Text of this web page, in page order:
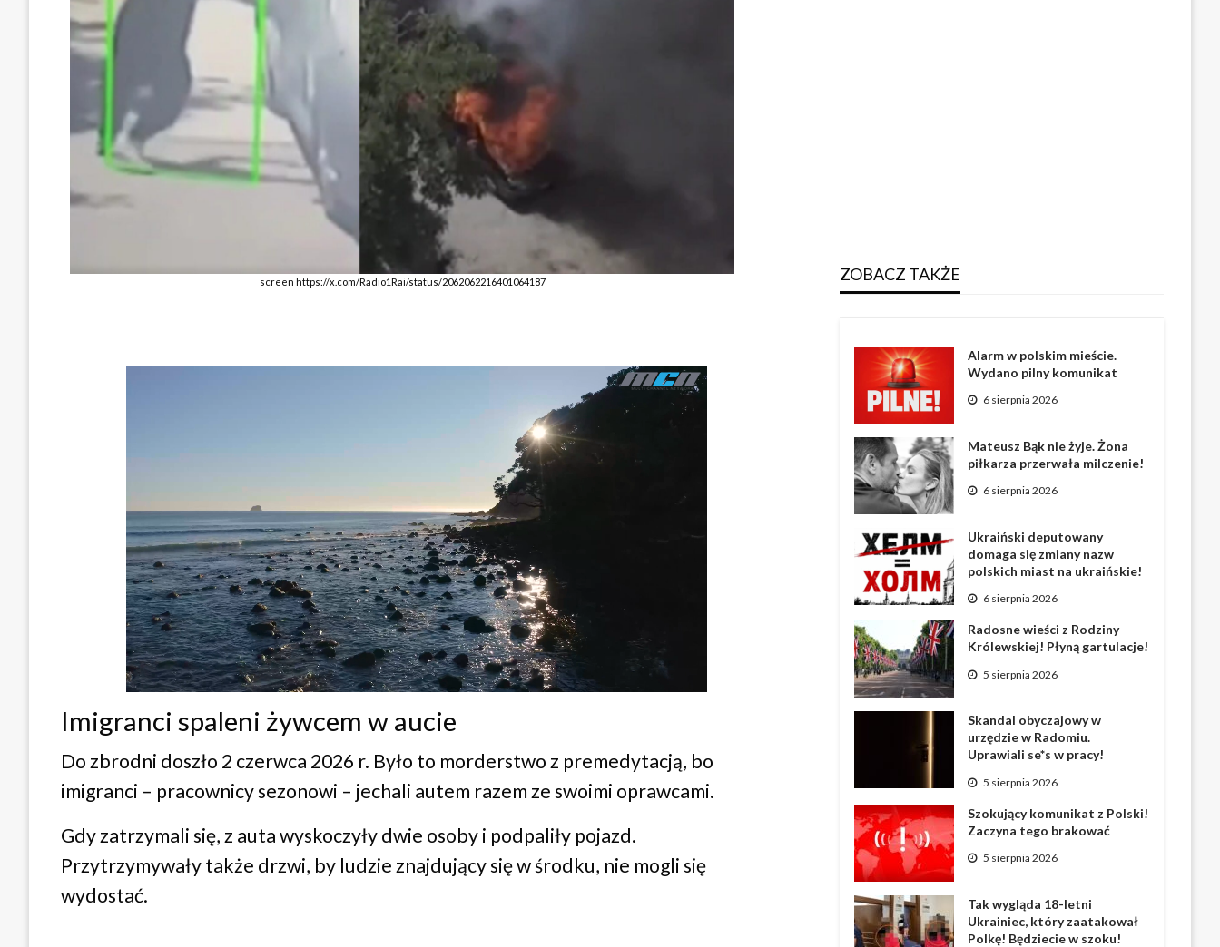
screen https://x.com/Radio1Rai/status/2062062216401064187
Imigranci spaleni żywcem w aucie
Do zbrodni doszło 2 czerwca 2026 r. Było to morderstwo z premedytacją, bo
imigranci – pracownicy sezonowi – jechali autem razem ze swoimi oprawcami.
Gdy zatrzymali się, z auta wyskoczyły dwie osoby i podpaliły pojazd.
Przytrzymywały także drzwi, by ludzie znajdujący się w środku, nie mogli się
wydostać.
ZOBACZ TAKŻE
Alarm w polskim mieście.
Wydano pilny komunikat
6 sierpnia 2026
Mateusz Bąk nie żyje. Żona
piłkarza przerwała milczenie!
6 sierpnia 2026
Ukraiński deputowany
domaga się zmiany nazw
polskich miast na ukraińskie!
6 sierpnia 2026
Radosne wieści z Rodziny
Królewskiej! Płyną gartulacje!
5 sierpnia 2026
Skandal obyczajowy w
urzędzie w Radomiu.
Uprawiali se*s w pracy!
5 sierpnia 2026
Szokujący komunikat z Polski!
Zaczyna tego brakować
5 sierpnia 2026
Tak wygląda 18-letni
Ukrainiec, który zaatakował
Polkę! Będziecie w szoku!